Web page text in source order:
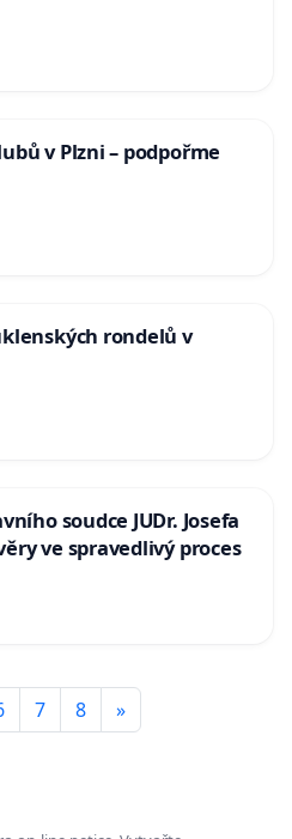
v Plzni – podpořme
rondelů v
soudce JUDr. Josefa
ve spravedlivý proces
7 8 »